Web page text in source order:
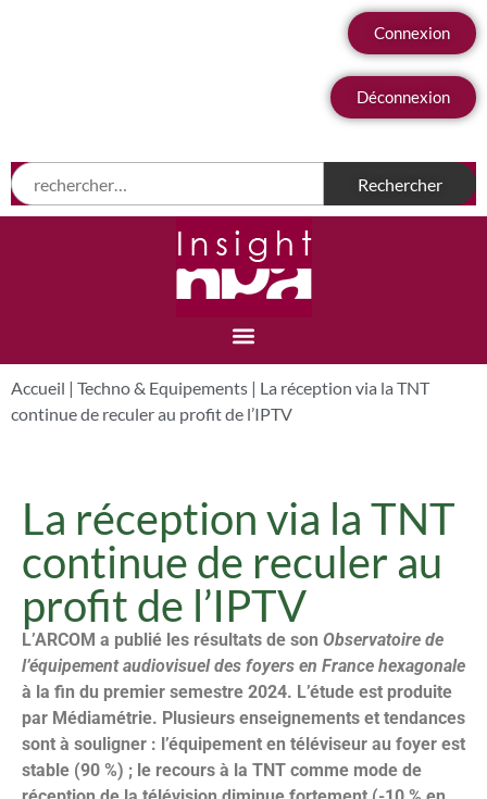
Connexion
Déconnexion
Accueil | Techno & Equipements | La réception via la TNT
continue de reculer au profit de l’IPTV
La réception via la TNT
continue de reculer au
profit de l’IPTV
L’ARCOM a publié les résultats de son Observatoire de
l’équipement audiovisuel des foyers en France hexagonale
à la fin du premier semestre 2024. L’étude est produite
par Médiamétrie. Plusieurs enseignements et tendances
sont à souligner : l’équipement en téléviseur au foyer est
stable (90 %) ; le recours à la TNT comme mode de